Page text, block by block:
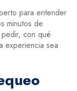
para entender
minutos de
con qué
experiencia sea